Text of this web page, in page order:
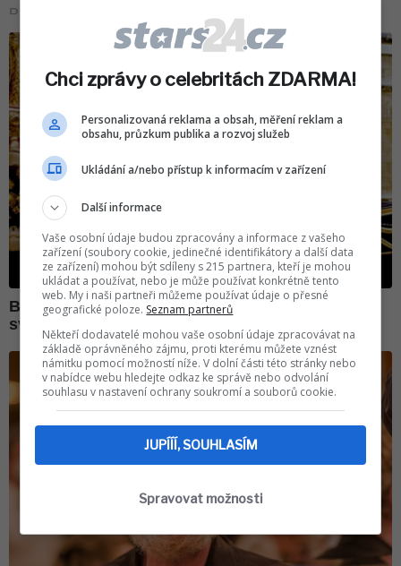
Chci zprávy o celebritách ZDARMA!
Personalizovaná reklama a obsah, měření reklam a
obsahu, průzkum publika a rozvoj služeb
Ukládání a/nebo přístup k informacím v zařízení
Další informace
Vaše osobní údaje budou zpracovány a informace z vašeho
zařízení (soubory cookie, jedinečné identifikátory a další data
ze zařízení) mohou být sdíleny s 215 partnera, kteří je mohou
ukládat a používat, nebo je může používat konkrétně tento
web. My i naši partneři můžeme používat údaje o přesné
geografické poloze. Seznam partnerů
Někteří dodavatelé mohou vaše osobní údaje zpracovávat na
základě oprávněného zájmu, proti kterému můžete vznést
námitku pomocí možností níže. V dolní části této stránky nebo
v nabídce webu hledejte odkaz ke správě nebo odvolání
souhlasu v nastavení ochrany soukromí a souborů cookie.
JUPÍÍÍ, SOUHLASÍM
Spravovat možnosti